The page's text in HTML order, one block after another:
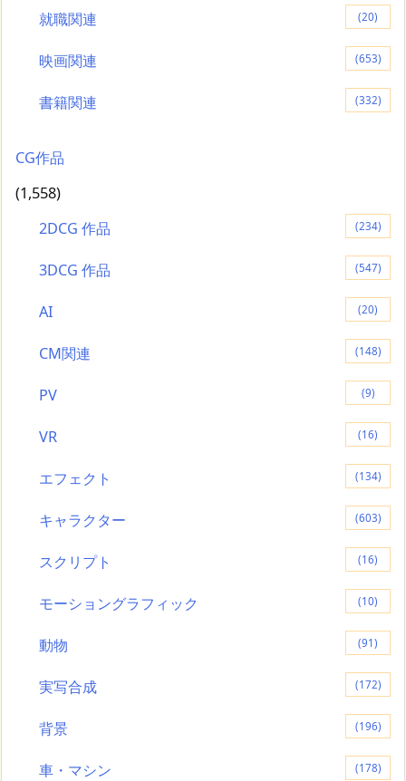
就職関連 (20)
映画関連 (653)
書籍関連 (332)
CG作品
(1,558)
2DCG 作品
(234)
3DCG 作品 (547)
AI (20)
CM関連 (148)
PV (9)
VR (16)
エフェクト (134)
キャラクター (603)
スクリプト (16)
モーショングラフィック (10)
動物 (91)
実写合成 (172)
背景 (196)
車・マシン (178)